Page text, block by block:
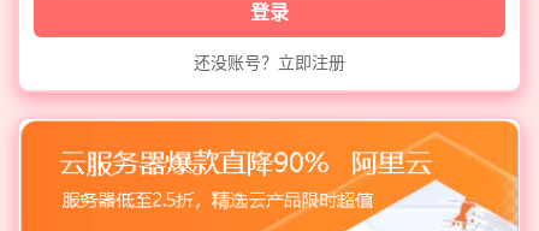
登录
还没账号？立即注册